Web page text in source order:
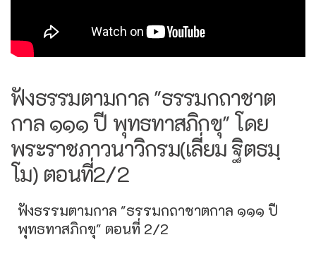
ฟังธรรมตามกาล "ธรรมกถาชาต
กาล ๑๑๑ ปี พุทธทาสภิกขุ" โดย
พระราชภาวนาวิกรม(เลี่ยม ฐิตธมฺ
โม) ตอนที่2/2
ฟังธรรมตามกาล "ธรรมกถาชาตกาล ๑๑๑ ปี
พุทธทาสภิกขุ" ตอนที่ 2/2